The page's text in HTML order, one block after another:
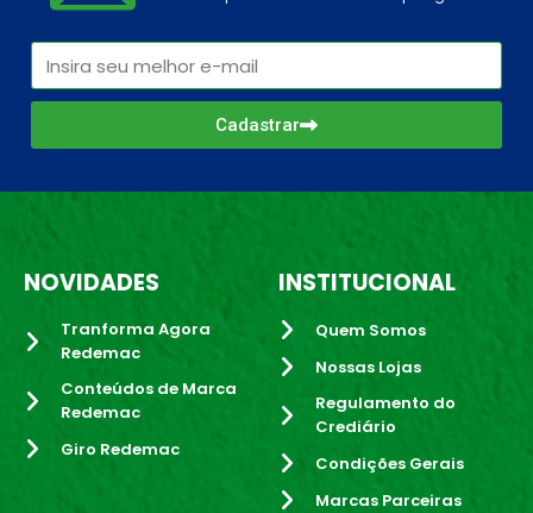
Cadastrar
NOVIDADES
Tranforma Agora
Redemac
Conteúdos de Marca
Redemac
Giro Redemac
INSTITUCIONAL
Quem Somos
Nossas Lojas
Regulamento do
Crediário
Condições Gerais
Marcas Parceiras